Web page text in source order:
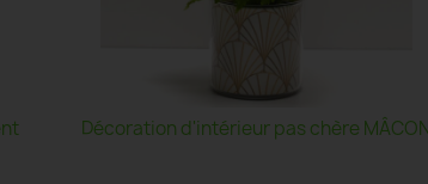
Décoration d'intérieur pas chère